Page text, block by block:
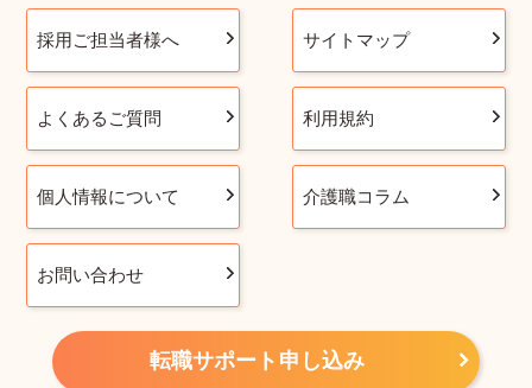
採用ご担当者様へ サイトマップ
よくあるご質問 利用規約
個人情報について 介護職コラム
お問い合わせ
転職サポート申し込み